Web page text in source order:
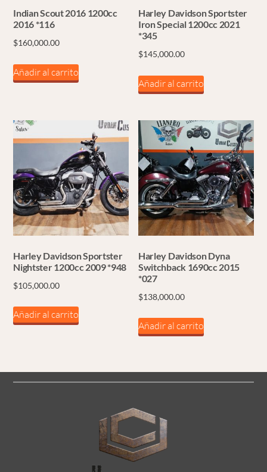
Indian Scout 2016 1200cc
2016 *116
$160,000.00
Añadir al carrito
Harley Davidson Sportster
Iron Special 1200cc 2021
*345
$145,000.00
Añadir al carrito
Harley Davidson Sportster
Nightster 1200cc 2009 *948
$105,000.00
Añadir al carrito
Harley Davidson Dyna
Switchback 1690cc 2015
*027
$138,000.00
Añadir al carrito